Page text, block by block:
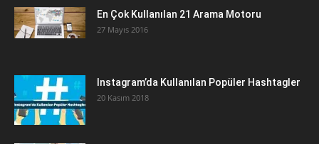
En Çok Kullanılan 21 Arama Motoru
27 Mayıs 2016
Instagram’da Kullanılan Popüler Hashtagler
20 Kasım 2018